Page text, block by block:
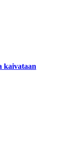
kaivataan